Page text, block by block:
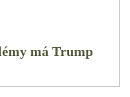
má Trump